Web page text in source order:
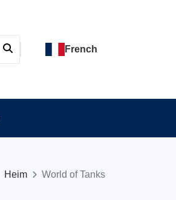
French
Heim World of Tanks